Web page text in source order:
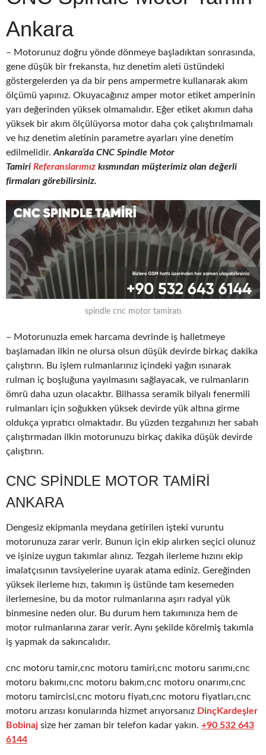
Ankara
– Motorunuz doğru yönde dönmeye başladıktan sonrasında,
gene düşük bir frekansta, hız denetim aleti üstündeki
göstergelerden ya da bir pens ampermetre kullanarak akım
ölçümü yapınız. Okuyacağınız amper motor etiket amperinin
yarı değerinden yüksek olmamalıdır. Eğer etiket akımın daha
yüksek bir akım ölçülüyorsa motor daha çok çalıştırılmamalı
ve hız denetim aletinin parametre ayarları yine denetim
edilmelidir. Ankara’da CNC Spindle Motor
Tamiri Referanslarımız kısmından müşterimiz olan değerli
firmaları görebilirsiniz.
spindle cnc motor tamiratı
– Motorunuzla emek harcama devrinde iş halletmeye
başlamadan ilkin ne olursa olsun düşük devirde birkaç dakika
çalıştırın. Bu işlem rulmanlarınız içindeki yağın ısınarak
rulman iç boşluğuna yayılmasını sağlayacak, ve rulmanların
ömrü daha uzun olacaktır. Bilhassa seramik bilyalı fenermili
rulmanları için soğukken yüksek devirde yük altına girme
oldukça yıpratıcı olmaktadır. Bu yüzden tezgahınızı her sabah
çalıştırmadan ilkin motorunuzu birkaç dakika düşük devirde
çalıştırın.
CNC SPINDLE MOTOR TAMIRI
ANKARA
Dengesiz ekipmanla meydana getirilen işteki vuruntu
motorunuza zarar verir. Bunun için ekip alırken seçici olunuz
ve işinize uygun takımlar alınız. Tezgah ilerleme hızını ekip
imalatçısının tavsiyelerine uyarak atama ediniz. Gereğinden
yüksek ilerleme hızı, takımın iş üstünde tam kesemeden
ilerlemesine, bu da motor rulmanlarına aşırı radyal yük
binmesine neden olur. Bu durum hem takımınıza hem de
motor rulmanlarına zarar verir. Aynı şekilde körelmiş takımla
iş yapmak da sakıncalıdır.
cnc motoru tamir,cnc motoru tamiri,cnc motoru sarımı,cnc
motoru bakımı,cnc motoru bakım,cnc motoru onarımı,cnc
motoru tamircisi,cnc motoru fiyatı,cnc motoru fiyatları,cnc
motoru arızası konularında hizmet arıyorsanız DinçKardeşler
Bobinaj size her zaman bir telefon kadar yakın. +90 532 643
6144